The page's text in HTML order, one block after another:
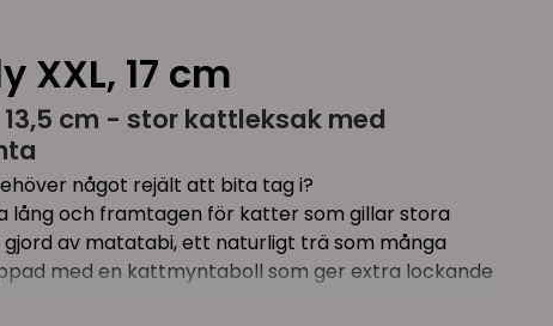
17 cm
cm - stor kattleksak med
något rejält att bita tag i?
lång och framtagen för katter som gillar stora
gjord av matatabi, ett naturligt trä som många
med en kattmyntaboll som ger extra lockande